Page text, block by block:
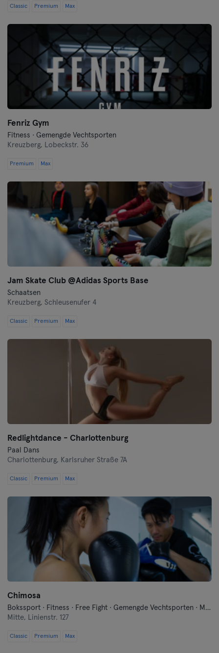
Classic Premium Max
Fenriz Gym
Fitness · Gemengde Vechtsporten
Kreuzberg, Lobeckstr. 36
Premium Max
Jam Skate Club @Adidas Sports Base
Schaatsen
Kreuzberg, Schleusenufer 4
Classic Premium Max
Redlightdance - Charlottenburg
Paal Dans
Charlottenburg, Karlsruher Straße 7A
Classic Premium Max
Chimosa
Bokssport · Fitness · Free Fight · Gemengde Vechtsporten · Moderne Zelfverdediging · Qi Gong en Tai Chi · Traditionele Aziatische Vechtsporten
Mitte, Linienstr. 127
Classic Premium Max